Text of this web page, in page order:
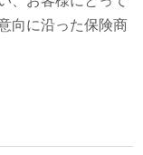
向に沿った保険商